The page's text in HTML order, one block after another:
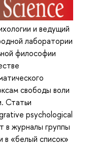
и ведущий
лаборатории
философии
свободы воли
Статьи
psychological
в журналы группы
«белый список»